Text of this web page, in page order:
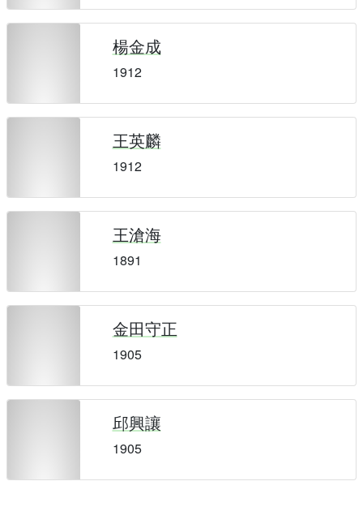
楊金成
1912
王英麟
1912
王滄海
1891
金田守正
1905
邱興讓
1905